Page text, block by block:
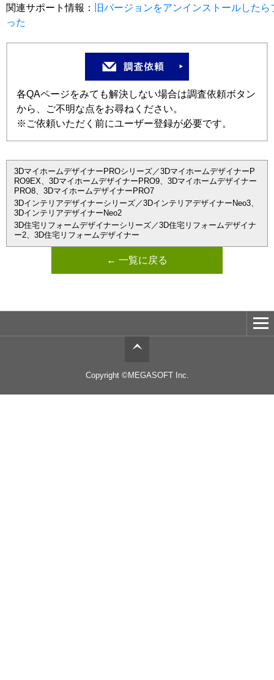
関連サポート情報：
旧バージョンをアンインストールした
った
各QAページをみても解決しない場合は調査依頼ボタン
から、ご不明な点をお尋ねください。
※ご依頼いただく前にユーザー登録が必要です。
3DマイホームデザイナーPROシリーズ／3DマイホームデザイナーP
RO9EX、3DマイホームデザイナーPRO9、3Dマイホームデザイナー
PRO8、3DマイホームデザイナーPRO7
3Dインテリアデザイナーシリーズ／3DインテリアデザイナーNeo3、
3DインテリアデザイナーNeo2
3D住宅リフォームデザイナーシリーズ／3D住宅リフォームデザイナ
ー2、3D住宅リフォームデザイナー
← 一覧に戻る
Copyright ©MEGASOFT Inc.